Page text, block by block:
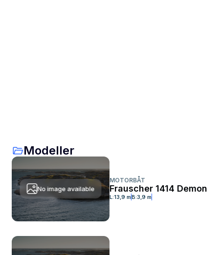
Modeller
No image available
MOTORBÅT
Frauscher 1414 Demon
L:13,9 mB:3,9 m